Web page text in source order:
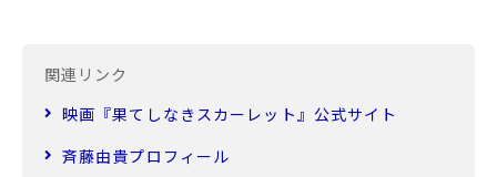
関連リンク
映画『果てしなきスカーレット』公式サイト
斉藤由貴プロフィール